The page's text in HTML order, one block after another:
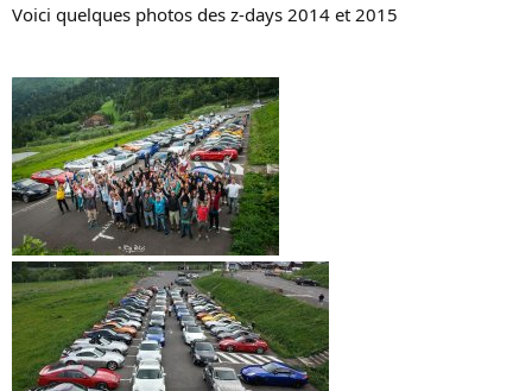
Voici quelques photos des z-days 2014 et 2015